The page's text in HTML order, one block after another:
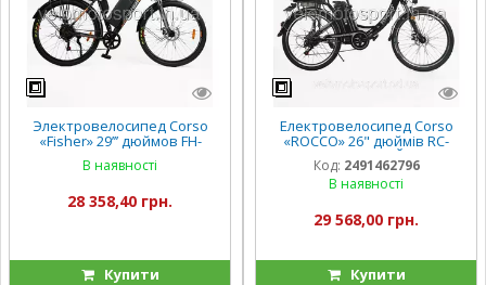
Электровелосипед Corso
«Fisher» 29’’’ дюймов FH-
90855 (1) рама стальная 21’,
двигатель 600W, аккум.
скоростей
В наявності
28 358,40 грн.
Купити
Електровелосипед Corso
«ROCCO» 26" дюймів RC-
30745 (1) ЧОРНИЙ, рама
сталева, двигун 500W,
акумулятор 48V20AH,
Код: 2491462796
В наявності
29 568,00 грн.
Купити